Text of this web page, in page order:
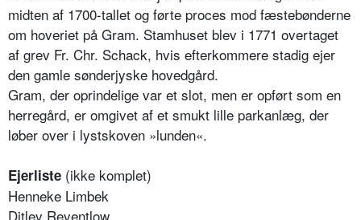
midten af 1700-tallet og førte proces mod fæstebønderne
om hoveriet på Gram. Stamhuset blev i 1771 overtaget
af grev Fr. Chr. Schack, hvis efterkommere stadig ejer
den gamle sønderjyske hovedgård.
Gram, der oprindelige var et slot, men er opført som en
herregård, er omgivet af et smukt lille parkanlæg, der
løber over i lystskoven »lunden«.
Ejerliste (ikke komplet)
Henneke Limbek
Ditlev Reventlow